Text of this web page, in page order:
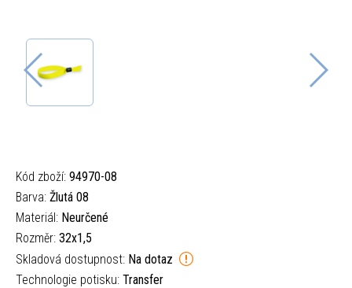
Kód zboží: 94970-08
Barva: Žlutá 08
Materiál: Neurčené
Rozměr: 32x1,5
Skladová dostupnost: Na dotaz
Technologie potisku: Transfer